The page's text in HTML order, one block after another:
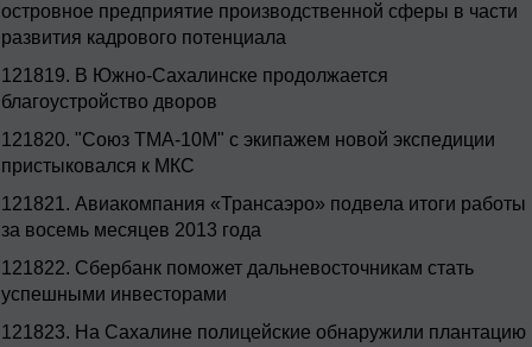
островное предприятие производственной сферы в части
развития кадрового потенциала
121819. В Южно-Сахалинске продолжается
благоустройство дворов
121820. "Союз ТМА-10М" с экипажем новой экспедиции
пристыковался к МКС
121821. Авиакомпания «Трансаэро» подвела итоги работы
за восемь месяцев 2013 года
121822. Сбербанк поможет дальневосточникам стать
успешными инвесторами
121823. На Сахалине полицейские обнаружили плантацию